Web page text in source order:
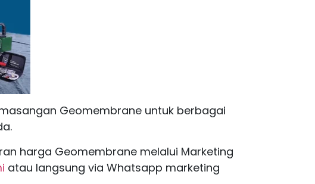
Geomembrane untuk berbagai
harga Geomembrane melalui Marketing
atau langsung via Whatsapp marketing